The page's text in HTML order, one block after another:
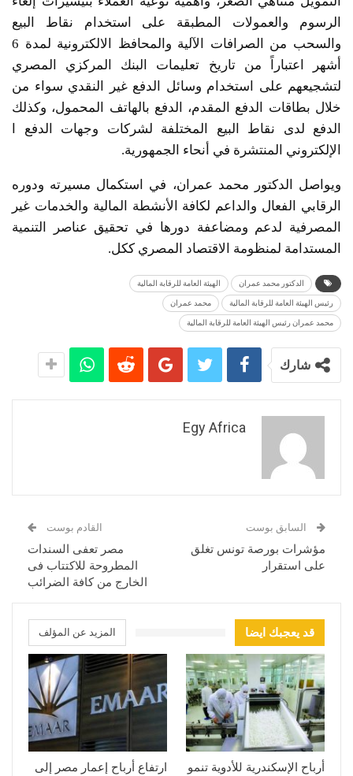
الرسوم والعمولات المطبقة على استخدام نقاط البيع
والسحب من الصرافات الآلية والمحافظ الالكترونية لمدة 6
أشهر اعتباراً من تاريخ تعليمات البنك المركزي المصري
لتشجيعهم على استخدام وسائل الدفع غير النقدي سواء من
خلال بطاقات الدفع المقدم، الدفع بالهاتف المحمول، وكذلك
الدفع لدى نقاط البيع المختلفة لشركات وجهات الدفع ا
الإلكتروني المنتشرة في أنحاء الجمهورية.
ويواصل الدكتور محمد عمران، في استكمال مسيرته ودوره
الرقابي الفعال والداعم لكافة الأنشطة المالية والخدمات غير
المصرفية لدعم ومضاعفة دورها في تحقيق عناصر التنمية
المستدامة لمنظومة الاقتصاد المصري ككل.
الدكتور محمد عمران الهيئة العامة للرقابة المالية
رئيس الهيئة العامة للرقابة المالية محمد عمران
محمد عمران رئيس الهيئة العامة للرقابة المالية
شارك
Egy Africa
السابق بوست
مؤشرات بورصة تونس تغلق
على استقرار
القادم بوست
مصر تعفى السندات
المطروحة للاكتتاب فى
الخارج من كافة الضرائب
قد يعجبك ايضا المزيد عن المؤلف
أرباح الإسكندرية للأدوية تنمو
ارتفاع أرباح إعمار مصر إلى